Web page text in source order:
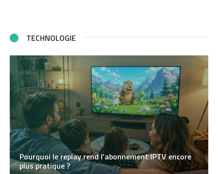
TECHNOLOGIE
Pourquoi le replay rend l’abonnement IPTV encore
plus pratique ?